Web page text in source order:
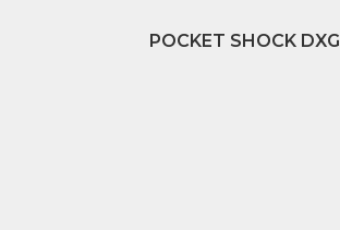
POCKET SHOCK DXG